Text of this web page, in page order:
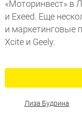
«Моторинвест» в
и Exeed. Еще
и маркетинговые
Xcite и Geely.
Лиза Будрина